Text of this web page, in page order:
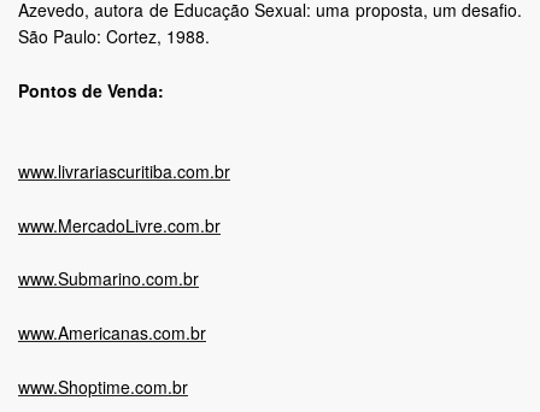
Azevedo, autora de Educação Sexual: uma proposta, um desafio.
São Paulo: Cortez, 1988.
Pontos de Venda:
www.livrariascuritiba.com.br
www.MercadoLivre.com.br
www.Submarino.com.br
www.Americanas.com.br
www.Shoptime.com.br